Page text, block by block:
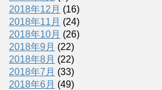
2018年12月 (16)
2018年11月 (24)
2018年10月 (26)
2018年9月 (22)
2018年8月 (22)
2018年7月 (33)
2018年6月 (49)